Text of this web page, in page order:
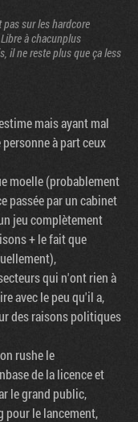
sur les hardcore
à chacunplus
il ne reste plus que ça less
mais ayant mal
à part ceux
moelle (probablement
passée par un cabinet
jeu complètement
+ le fait que
qui n'ont rien à
avec le peu qu'il a,
des raisons politiques
rushe le
de la licence et
le grand public,
pour le lancement,